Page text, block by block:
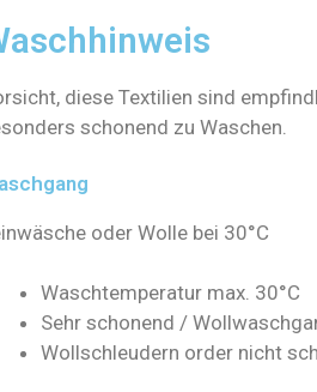
diese Textilien sind
schonend zu Waschen.
oder Wolle bei 30°C
Waschtemperatur max. 30°C
Sehr schonend /
Wollschleudern order nicht